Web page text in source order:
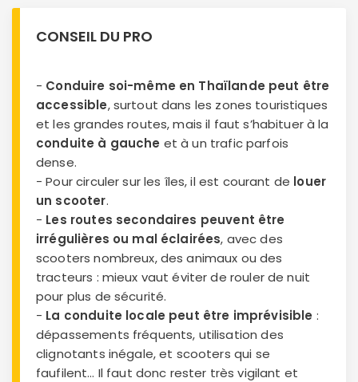
CONSEIL DU PRO
- Conduire soi-même en Thaïlande peut être
accessible, surtout dans les zones touristiques
et les grandes routes, mais il faut s’habituer à la
conduite à gauche et à un trafic parfois
dense.
- Pour circuler sur les îles, il est courant de louer
un scooter.
- Les routes secondaires peuvent être
irrégulières ou mal éclairées, avec des
scooters nombreux, des animaux ou des
tracteurs : mieux vaut éviter de rouler de nuit
pour plus de sécurité.
- La conduite locale peut être imprévisible :
dépassements fréquents, utilisation des
clignotants inégale, et scooters qui se
faufilent… Il faut donc rester très vigilant et